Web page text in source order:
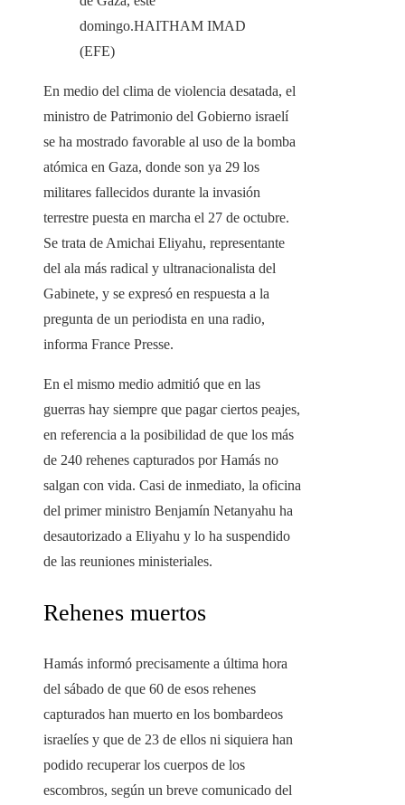
domingo.HAITHAM IMAD
(EFE)
En medio del clima de violencia desatada, el
ministro de Patrimonio del Gobierno israelí
se ha mostrado favorable al uso de la bomba
atómica en Gaza, donde son ya 29 los
militares fallecidos durante la invasión
terrestre puesta en marcha el 27 de octubre.
Se trata de Amichai Eliyahu, representante
del ala más radical y ultranacionalista del
Gabinete, y se expresó en respuesta a la
pregunta de un periodista en una radio,
informa France Presse.
En el mismo medio admitió que en las
guerras hay siempre que pagar ciertos peajes,
en referencia a la posibilidad de que los más
de 240 rehenes capturados por Hamás no
salgan con vida. Casi de inmediato, la oficina
del primer ministro Benjamín Netanyahu ha
desautorizado a Eliyahu y lo ha suspendido
de las reuniones ministeriales.
Rehenes muertos
Hamás informó precisamente a última hora
del sábado de que 60 de esos rehenes
capturados han muerto en los bombardeos
israelíes y que de 23 de ellos ni siquiera han
podido recuperar los cuerpos de los
escombros, según un breve comunicado del